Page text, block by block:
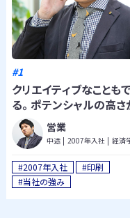
#1
クリエイティブなことも
る。 ポテンシャルの高
みです！営業
中途 2007年入社 経済
#2007年入社
#印刷
#当社の強み